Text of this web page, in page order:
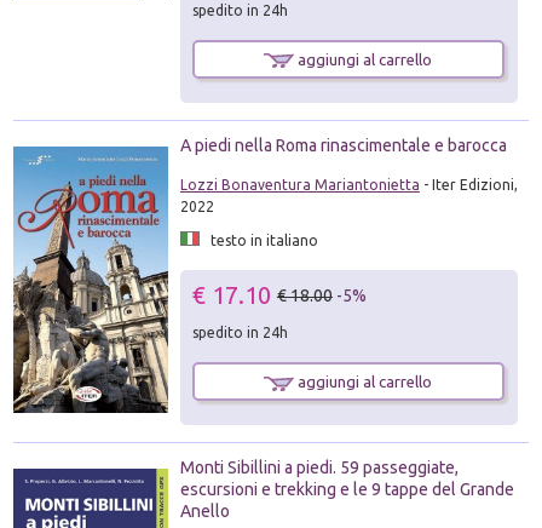
spedito in 24h
aggiungi al carrello
A piedi nella Roma rinascimentale e barocca
Lozzi Bonaventura Mariantonietta - Iter Edizioni,
2022
testo in italiano
€ 17.10 € 18.00 -5%
spedito in 24h
aggiungi al carrello
Monti Sibillini a piedi. 59 passeggiate,
escursioni e trekking e le 9 tappe del Grande
Anello